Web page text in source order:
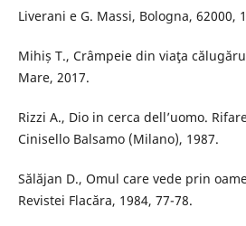
Liverani e G. Massi, Bologna, 62000,
Mihiș T., Crâmpeie din viaţa
Mare, 2017.
Rizzi A., Dio in cerca dell’uomo.
Cinisello Balsamo (Milano), 1987.
Sălăjan D., Omul care vede prin
Revistei Flacăra, 1984, 77-78.